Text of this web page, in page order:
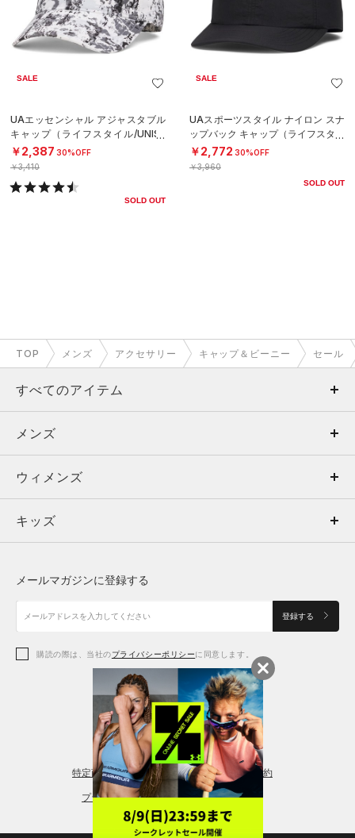
SALE
UAエッセンシャル アジャスタブル
キャップ（ライフスタイル/UNISE
X）
￥2,387 30%OFF
￥3,410
SOLD OUT
SALE
UAスポーツスタイル ナイロン スナ
ップバック キャップ（ライフスタイ
ル/MEN）
￥2,772 30%OFF
￥3,960
SOLD OUT
TOP メンズ アクセサリー キャップ＆ビーニー セール
すべてのアイテム
メンズ
ウィメンズ
キッズ
アクセサリー
メンズ
トップス
ボトムス
アクセサリー
ウィメンズ
トップス
シューズ
アクセサリー
レギンス＆タイツ
キッズ
シューズ
メールマガジンに登録する
登録する
購読の際は、当社のプライバシーポリシーに同意します。
特定商取引法に基づく通販の表記 会員規約
プライバシーポリシー